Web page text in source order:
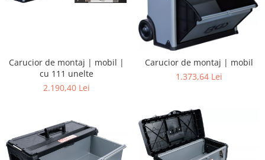
Carucior de montaj | mobil |
cu 111 unelte
2.190,40 Lei
Carucior de montaj | mobil
1.373,64 Lei